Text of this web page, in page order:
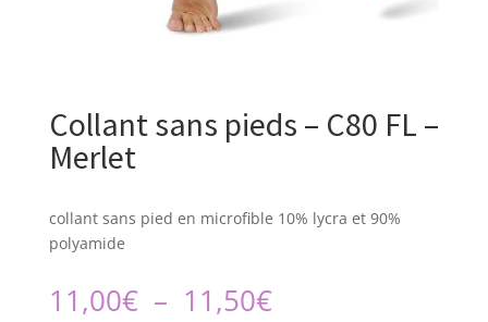
Collant sans pieds – C80 FL –
Merlet
collant sans pied en microfible 10% lycra et 90%
polyamide
11,00€ – 11,50€Plage